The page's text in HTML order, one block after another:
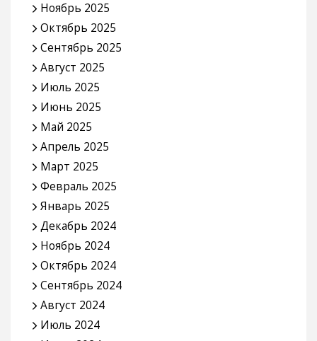
Ноябрь 2025
Октябрь 2025
Сентябрь 2025
Август 2025
Июль 2025
Июнь 2025
Май 2025
Апрель 2025
Март 2025
Февраль 2025
Январь 2025
Декабрь 2024
Ноябрь 2024
Октябрь 2024
Сентябрь 2024
Август 2024
Июль 2024